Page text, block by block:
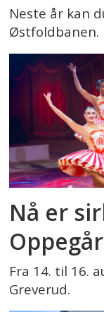
Neste år kan
Østfoldbanen.
Nå er
Fra 14. til 16.
Greverud.